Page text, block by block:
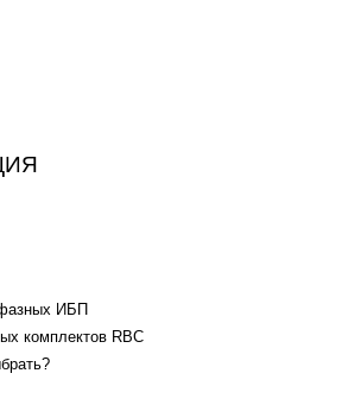
ИБП
комплектов RBC